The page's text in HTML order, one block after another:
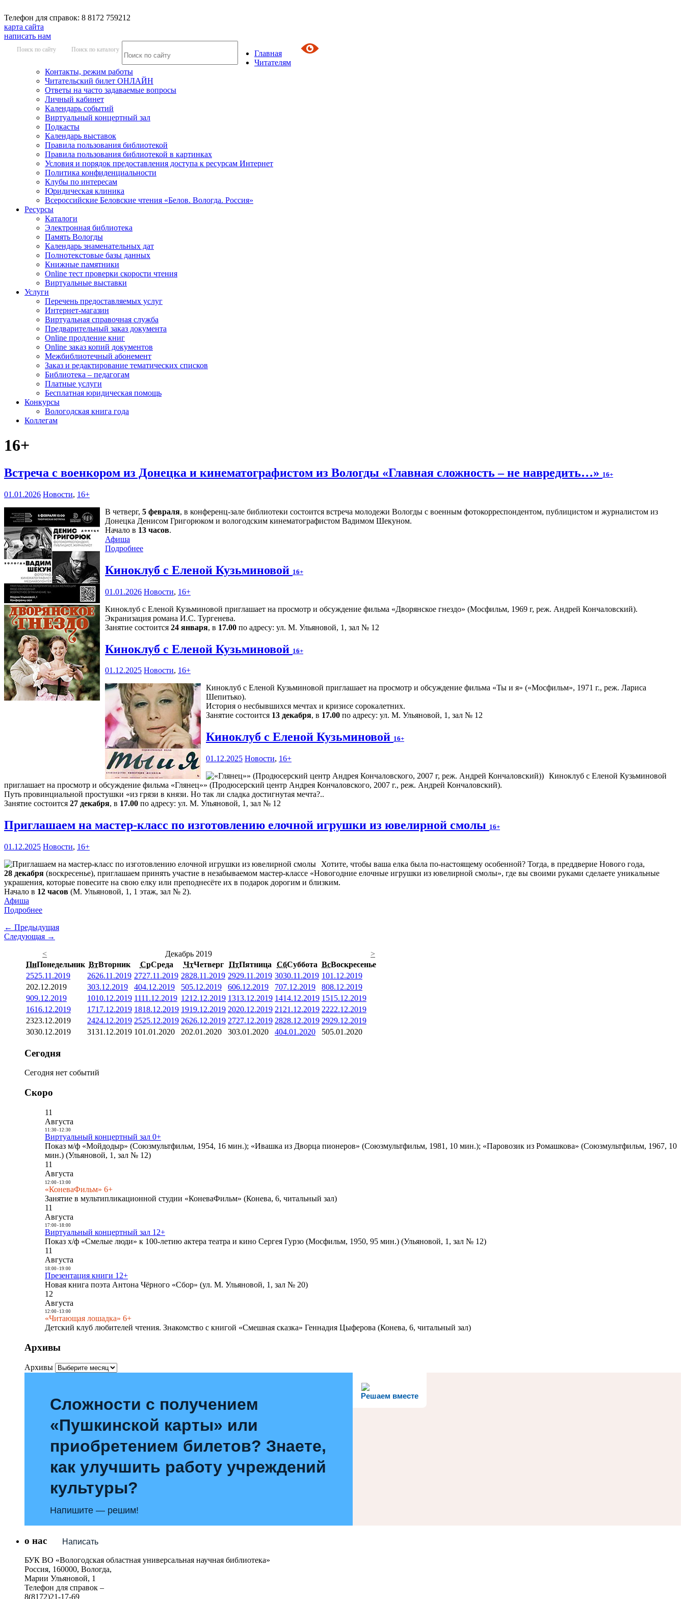
Телефон для справок: 8 8172 759212
карта сайта
написать нам
Поиск по сайту Поиск по каталогу
Главная
Читателям
Контакты, режим работы
Читательский билет ОНЛАЙН
Ответы на часто задаваемые вопросы
Личный кабинет
Календарь событий
Виртуальный концертный зал
Подкасты
Календарь выставок
Правила пользования библиотекой
Правила пользования библиотекой в картинках
Условия и порядок предоставления доступа к ресурсам Интернет
Политика конфиденциальности
Клубы по интересам
Юридическая клиника
Всероссийские Беловские чтения «Белов. Вологда. Россия»
Ресурсы
Каталоги
Электронная библиотека
Память Вологды
Календарь знаменательных дат
Полнотекстовые базы данных
Книжные памятники
Online тест проверки скорости чтения
Виртуальные выставки
Услуги
Перечень предоставляемых услуг
Интернет-магазин
Виртуальная справочная служба
Предварительный заказ документа
Online продление книг
Online заказ копий документов
Межбиблиотечный абонемент
Заказ и редактирование тематических списков
Библиотека – педагогам
Платные услуги
Бесплатная юридическая помощь
Конкурсы
Вологодская книга года
Коллегам
16+
Встреча с военкором из Донецка и кинематографистом из Вологды «Главная сложность – не навредить…» 16+
01.01.2026 Новости, 16+
В четверг, 5 февраля, в конференц-зале библиотеки состоится встреча молодежи Вологды с военным фотокорреспондентом, публицистом и журналистом из
Донецка Денисом Григорюком и вологодским кинематографистом Вадимом Шекуном.
Начало в 13 часов.
Афиша
Подробнее
Киноклуб с Еленой Кузьминовой 16+
01.01.2026 Новости, 16+
Киноклуб с Еленой Кузьминовой приглашает на просмотр и обсуждение фильма «Дворянское гнездо» (Мосфильм, 1969 г, реж. Андрей Кончаловский).
Экранизация романа И.С. Тургенева.
Занятие состоится 24 января, в 17.00 по адресу: ул. М. Ульяновой, 1, зал № 12
Киноклуб с Еленой Кузьминовой 16+
01.12.2025 Новости, 16+
Киноклуб с Еленой Кузьминовой приглашает на просмотр и обсуждение фильма «Ты и я» («Мосфильм», 1971 г., реж. Лариса
Шепитько).
История о несбывшихся мечтах и кризисе сорокалетних.
Занятие состоится 13 декабря, в 17.00 по адресу: ул. М. Ульяновой, 1, зал № 12
Киноклуб с Еленой Кузьминовой 16+
01.12.2025 Новости, 16+
Киноклуб с Еленой Кузьминовой
приглашает на просмотр и обсуждение фильма «Глянец»» (Продюсерский центр Андрея Кончаловского, 2007 г., реж. Андрей Кончаловский).
Путь провинциальной простушки «из грязи в князи. Но так ли сладка достигнутая мечта?..
Занятие состоится 27 декабря, в 17.00 по адресу: ул. М. Ульяновой, 1, зал № 12
Приглашаем на мастер-класс по изготовлению елочной игрушки из ювелирной смолы 16+
01.12.2025 Новости, 16+
Хотите, чтобы ваша елка была по-настоящему особенной? Тогда, в преддверие Нового года,
28 декабря (воскресенье), приглашаем принять участие в незабываемом мастер-классе «Новогодние елочные игрушки из ювелирной смолы», где вы своими руками сделаете уникальные
украшения, которые повесите на свою елку или преподнесёте их в подарок дорогим и близким.
Начало в 12 часов (М. Ульяновой, 1, 1 этаж, зал № 2).
Афиша
Подробнее
← Предыдущая
Следующая →
<
Декабрь 2019
>
ПнПонедельник ВтВторник СрСреда ЧтЧетверг ПтПятница СбСуббота ВсВоскресенье
2525.11.2019 2626.11.2019 2727.11.2019 2828.11.2019 2929.11.2019 3030.11.2019 101.12.2019
202.12.2019 303.12.2019 404.12.2019 505.12.2019 606.12.2019 707.12.2019 808.12.2019
909.12.2019 1010.12.2019 1111.12.2019 1212.12.2019 1313.12.2019 1414.12.2019 1515.12.2019
1616.12.2019 1717.12.2019 1818.12.2019 1919.12.2019 2020.12.2019 21 21.12.2019 2222.12.2019
2323.12.2019 2424.12.2019 2525.12.2019 2626.12.2019 2727.12.2019 2828.12.2019 2929.12.2019
3030.12.2019 3131.12.2019 101.01.2020 202.01.2020 303.01.2020 404.01.2020 505.01.2020
Сегодня
Сегодня нет событий
Скоро
11
Августа
11:30- 12:30
Виртуальный концертный зал 0+
Показ м/ф «Мойдодыр» (Союзмультфильм, 1954, 16 мин.); «Ивашка из Дворца пионеров» (Союзмультфильм, 1981, 10 мин.); «Паровозик из Ромашкова» (Союзмультфильм, 1967, 10
мин.) (Ульяновой, 1, зал № 12)
11
Августа
12:00- 13:00
«КоневаФильм» 6+
Занятие в мультипликационной студии «КоневаФильм» (Конева, 6, читальный зал)
11
Августа
17:00- 18:00
Виртуальный концертный зал 12+
Показ х/ф «Смелые люди» к 100-летию актера театра и кино Сергея Гурзо (Мосфильм, 1950, 95 мин.) (Ульяновой, 1, зал № 12)
11
Августа
18:00- 19:00
Презентация книги 12+
Новая книга поэта Антона Чёрного «Сбор» (ул. М. Ульяновой, 1, зал № 20)
12
Августа
12:00- 13:00
«Читающая лошадка» 6+
Детский клуб любителей чтения. Знакомство с книгой «Смешная сказка» Геннадия Цыферова (Конева, 6, читальный зал)
Архивы
Архивы
Решаем вместе
Сложности с получением
«Пушкинской карты» или
приобретением билетов? Знаете,
как улучшить работу учреждений
культуры?
Напишите — решим!
Написать
о нас
БУК ВО «Вологодская областная универсальная научная библиотека»
Россия, 160000, Вологда,
Марии Ульяновой, 1
Телефон для справок –
8(8172)21-17-69